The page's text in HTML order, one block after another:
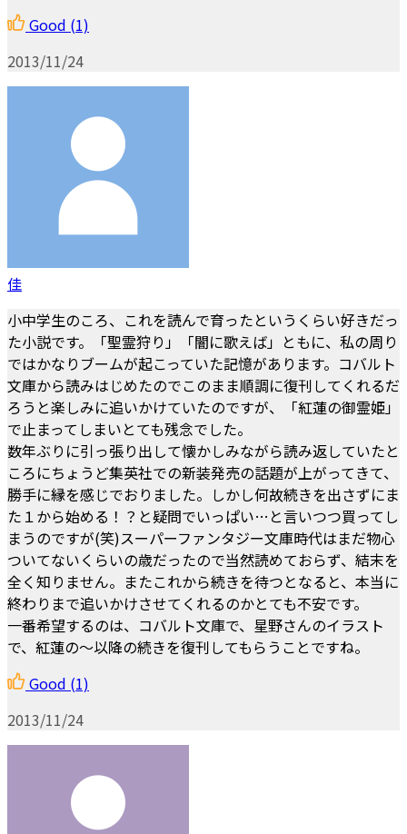
Good (1)
2013/11/24
佳
小中学生のころ、これを読んで育ったというくらい好きだっ
た小説です。「聖霊狩り」「闇に歌えば」ともに、私の周り
ではかなりブームが起こっていた記憶があります。コバルト
文庫から読みはじめたのでこのまま順調に復刊してくれるだ
ろうと楽しみに追いかけていたのですが、「紅蓮の御霊姫」
で止まってしまいとても残念でした。
数年ぶりに引っ張り出して懐かしみながら読み返していたと
ころにちょうど集英社での新装発売の話題が上がってきて、
勝手に縁を感じでおりました。しかし何故続きを出さずにま
た１から始める！？と疑問でいっぱい…と言いつつ買ってし
まうのですが(笑)スーパーファンタジー文庫時代はまだ物心
ついてないくらいの歳だったので当然読めておらず、結末を
全く知りません。またこれから続きを待つとなると、本当に
終わりまで追いかけさせてくれるのかとても不安です。
一番希望するのは、コバルト文庫で、星野さんのイラスト
で、紅蓮の〜以降の続きを復刊してもらうことですね。
Good (1)
2013/11/24